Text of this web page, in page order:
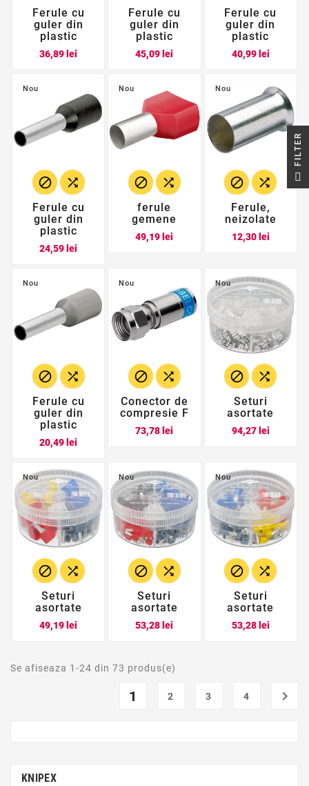
Ferule cu
guler din
plastic
36,89 lei
Ferule cu
guler din
plastic
45,09 lei
Ferule cu
guler din
plastic
40,99 leiPret
Nou
 
Ferule cu
guler din
plastic
24,59 lei
Nou
 
ferule
gemene
49,19 lei
Nou
 
Ferule,
neizolate
12,30 leiPret
Nou
 
Ferule cu
guler din
plastic
20,49 lei
Nou
 
Conector de
compresie F
73,78 lei
Nou
 
Seturi
asortate
94,27 leiPret
Nou
 
Seturi
asortate
49,19 lei
Nou
 
Seturi
asortate
53,28 lei
Nou
 
Seturi
asortate
53,28 leiPret
Se afiseaza 1-24 din 73 produs(e)
1 2 3 4 
KNIPEX
R